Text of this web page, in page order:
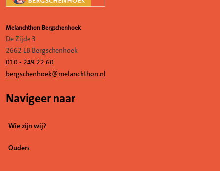
Melanchthon Bergschenhoek
De Zijde 3
2662 EB Bergschenhoek
010 - 249 22 60
bergschenhoek@melanchthon.nl
Navigeer naar
Wie zijn wij?
Ouders